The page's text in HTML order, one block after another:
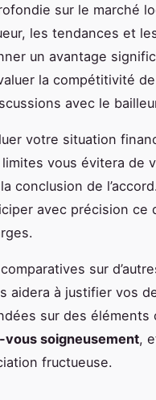
sur le marché
les tendances et
un avantage
la compétitivité
avec le
votre situation
vous évitera de
conclusion de
avec précision ce
sur
aidera à justifier vos
sur des éléments
vous soigneusement,
fructueuse.